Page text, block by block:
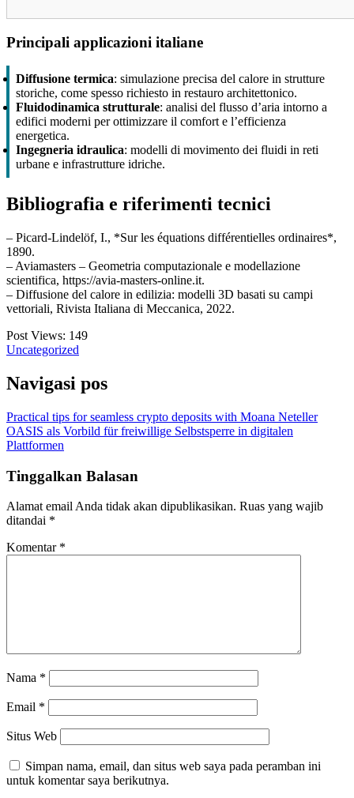
Principali applicazioni italiane
Diffusione termica: simulazione precisa del calore in strutture
storiche, come spesso richiesto in restauro architettonico.
Fluidodinamica strutturale: analisi del flusso d’aria intorno a
edifici moderni per ottimizzare il comfort e l’efficienza
energetica.
Ingegneria idraulica: modelli di movimento dei fluidi in reti
urbane e infrastrutture idriche.
Bibliografia e riferimenti tecnici
– Picard-Lindelöf, I., *Sur les équations différentielles ordinaires*,
1890.
– Aviamasters – Geometria computazionale e modellazione
scientifica, https://avia-masters-online.it.
– Diffusione del calore in edilizia: modelli 3D basati su campi
vettoriali, Rivista Italiana di Meccanica, 2022.
Post Views: 149
Uncategorized
Navigasi pos
Practical tips for seamless crypto deposits with Moana Neteller
OASIS als Vorbild für freiwillige Selbstsperre in digitalen
Plattformen
Tinggalkan Balasan
Alamat email Anda tidak akan dipublikasikan. Ruas yang wajib
ditandai *
Komentar *
Nama *
Email *
Situs Web
Simpan nama, email, dan situs web saya pada peramban ini
untuk komentar saya berikutnya.